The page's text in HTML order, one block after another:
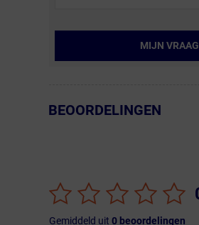
MIJN
← Terug naar productnavigatie
BEOORDELINGEN
Gemiddeld uit 0beoordelingen